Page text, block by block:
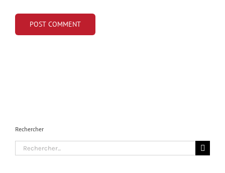
Rechercher
Search
for: